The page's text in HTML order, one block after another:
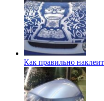
Как правильно